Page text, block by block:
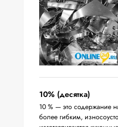
10% (десятка)
10 % — это содержание
более гибким,